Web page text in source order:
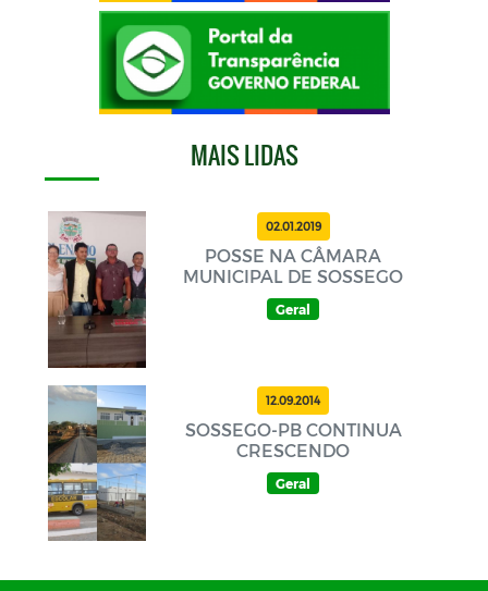
MAIS LIDAS
02.01.2019
POSSE NA CÂMARA
MUNICIPAL DE SOSSEGO
Geral
12.09.2014
SOSSEGO-PB CONTINUA
CRESCENDO
Geral